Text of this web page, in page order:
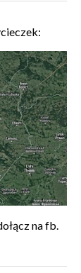
na fb.